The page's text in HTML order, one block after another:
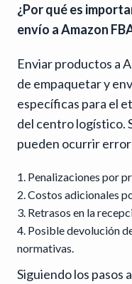
¿Por qué es
envío a Amazon
Enviar productos a
de empaquetar y
específicas para el
del centro logístico.
pueden ocurrir
Penalizaciones por
Costos adicionales
Retrasos en la
Posible devolución
normativas.
Siguiendo los pasos